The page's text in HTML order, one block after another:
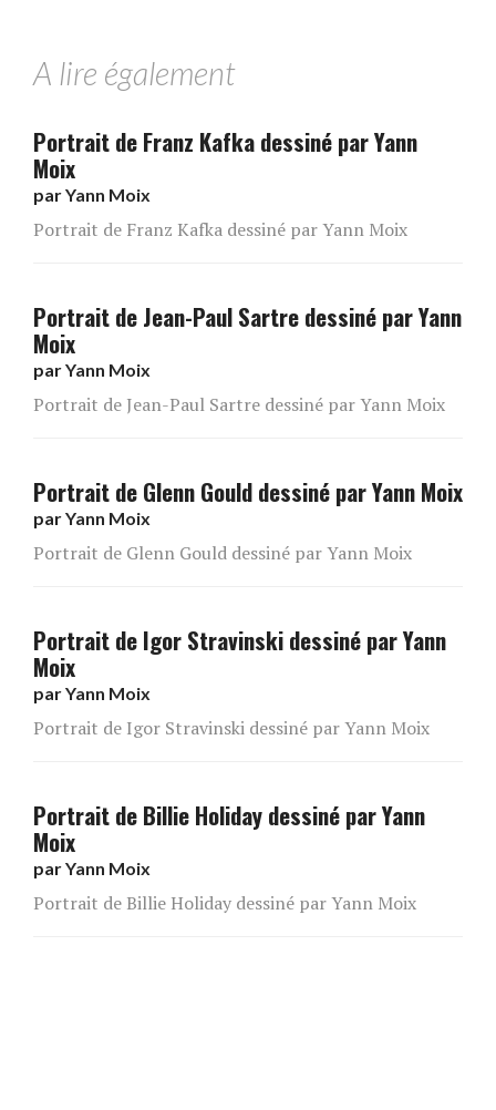
A lire également
Portrait de Franz Kafka dessiné par Yann
Moix
parYann Moix
Portrait de Franz Kafka dessiné par Yann Moix
Portrait de Jean-Paul Sartre dessiné par Yann
Moix
parYann Moix
Portrait de Jean-Paul Sartre dessiné par Yann Moix
Portrait de Glenn Gould dessiné par Yann Moix
parYann Moix
Portrait de Glenn Gould dessiné par Yann Moix
Portrait de Igor Stravinski dessiné par Yann
Moix
parYann Moix
Portrait de Igor Stravinski dessiné par Yann Moix
Portrait de Billie Holiday dessiné par Yann
Moix
parYann Moix
Portrait de Billie Holiday dessiné par Yann Moix